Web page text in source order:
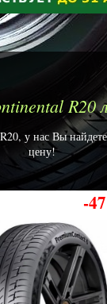
R20
у нас Вы
цену!
-